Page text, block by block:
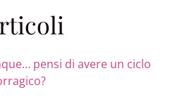
pensi di avere un ciclo